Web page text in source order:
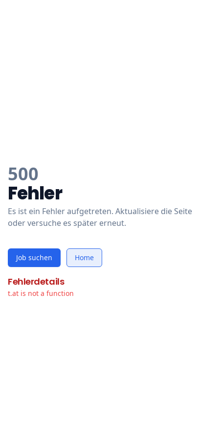
500
Fehler
Es ist ein Fehler aufgetreten. Aktualisiere die Seite
oder versuche es später erneut.
Job suchen Home
Fehlerdetails
t.at is not a function